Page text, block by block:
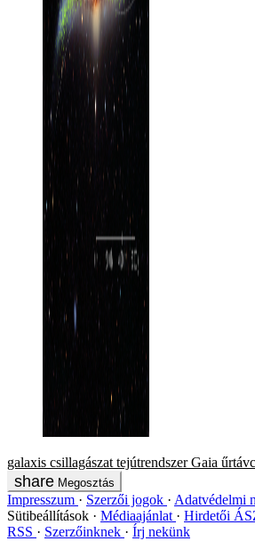
galaxis csillagászat tejútrendszer Gaia
Megosztás
Impresszum Szerzői jogok
Adatvédelmi
Sütibeállítások
Médiaajánlat Hirdetői
RSS
Szerzőinknek Írj nekünk